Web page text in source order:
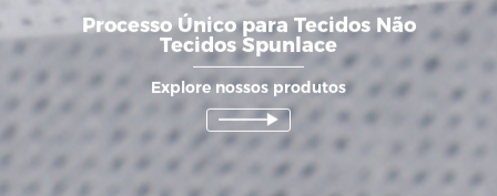
Processo Único para Tecidos Não
Tecidos Spunlace
Explore nossos produtos